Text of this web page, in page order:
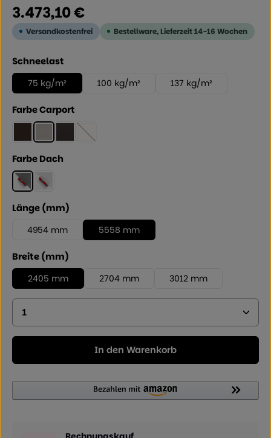
Regulärer Preis:
3.473,10 €
Versandkostenfrei Bestellware, Lieferzeit 14-16 Wochen
Schneelast
75 kg/m² 100 kg/m² 137 kg/m²
Farbe Carport
MattbraunEdelstahllook
SchwarzWinterweiss
(Diese Option ist zurzeit nicht verfügbar.)
Farbe Dach
Rauchglasgrau
Klarmatt
Länge (mm)
4954 mm 5558 mm
Breite (mm)
2405 mm 2704 mm 3012 mm
Produkt Anzahl: Geben Sie den gewünschten
In den Warenkorb